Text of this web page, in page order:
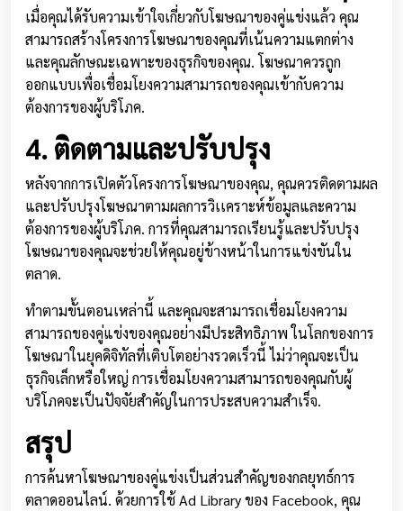
เมื่อคุณได้รับความเข้าใจเกี่ยวกับโฆษณาของคู่แข่งแล้ว คุณ
สามารถสร้างโครงการโฆษณาของคุณที่เน้นความแตกต่าง
และคุณลักษณะเฉพาะของธุรกิจของคุณ. โฆษณาควรถูก
ออกแบบเพื่อเชื่อมโยงความสามารถของคุณเข้ากับความ
ต้องการของผู้บริโภค.
4. ติดตามและปรับปรุง
หลังจากการเปิดตัวโครงการโฆษณาของคุณ, คุณควรติดตามผล
และปรับปรุงโฆษณาตามผลการวิเเคราะห์ข้อมูลและความ
ต้องการของผู้บริโภค. การที่คุณสามารถเรียนรู้และปรับปรุง
โฆษณาของคุณจะช่วยให้คุณอยู่ข้างหน้าในการแข่งขันใน
ตลาด.
ทำตามขั้นตอนเหล่านี้ และคุณจะสามารถเชื่อมโยงความ
สามารถของคู่แข่งของคุณอย่างมีประสิทธิภาพ ในโลกของการ
โฆษณาในยุคดิจิทัลที่เติบโตอย่างรวดเร็วนี้ ไม่ว่าคุณจะเป็น
ธุรกิจเล็กหรือใหญ่ การเชื่อมโยงความสามารถของคุณกับผู้
บริโภคจะเป็นปัจจัยสำคัญในการประสบความสำเร็จ.
สรุป
การค้นหาโฆษณาของคู่แข่งเป็นส่วนสำคัญของกลยุทธ์การ
ตลาดออนไลน์. ด้วยการใช้ Ad Library ของ Facebook, คุณ